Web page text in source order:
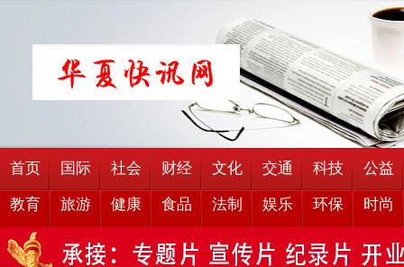
首页 国际 社会 财经 文化 交通 科技 公益
教育 旅游 健康 食品 法制 娱乐 环保 时尚